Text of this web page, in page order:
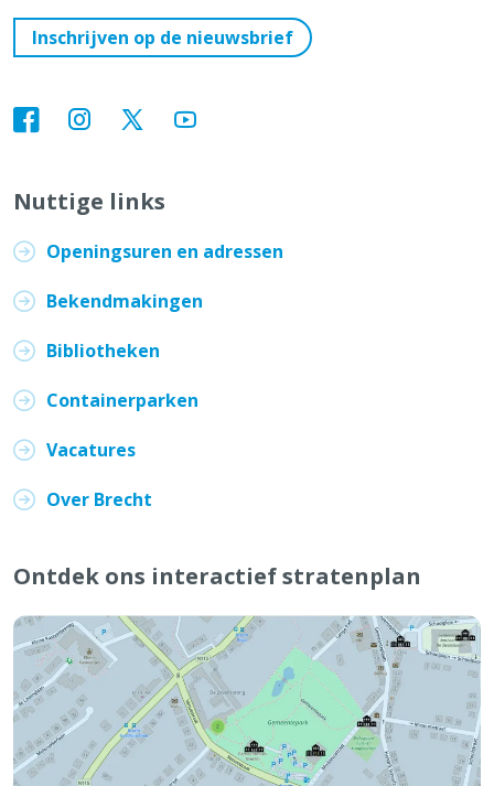
Inschrijven op de nieuwsbrief
Nuttige links
Openingsuren en adressen
Bekendmakingen
Bibliotheken
Containerparken
Vacatures
Over Brecht
Ontdek ons interactief stratenplan